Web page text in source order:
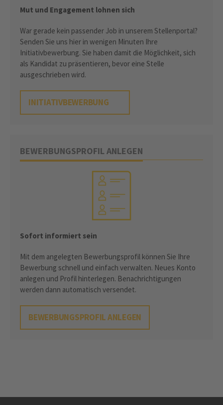
Mut und Engagement lohnen sich
War gerade kein passender Job in unserem Stellenportal?
Senden Sie uns hier in wenigen Minuten Ihre
Initiativbewerbung. Sie haben damit die Möglichkeit, sich
als Kandidat zu präsentieren, bevor eine Stelle
ausgeschrieben wird.
INITIATIVBEWERBUNG
BEWERBUNGSPROFIL ANLEGEN
Sofort informiert sein
Mit dem angelegten Bewerbungsprofil können Sie Ihre
Bewerbung schnell und einfach verwalten. Neues Konto
anlegen und Profil hinterlegen. Benachrichtigungen
werden dann automatisch versendet.
BEWERBUNGSPROFIL ANLEGEN